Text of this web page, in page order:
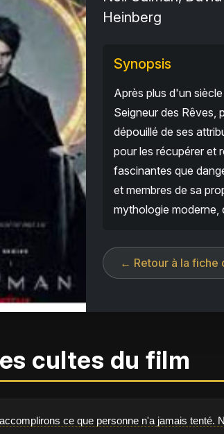
Heinberg
Synopsis
Après plus d'un
Seigneur des Rêves,
dépouillé de ses
pour les récupérer et
fascinantes que
et membres de sa
mythologie moderne,
← Retour à la fiche
cultes du film
ce que personne n'a jamais tenté.